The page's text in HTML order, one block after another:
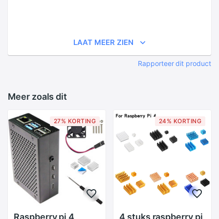
LAAT MEER ZIEN
Rapporteer dit product
Meer zoals dit
27% KORTING
Raspberry pi 4
24% KORTING
4 stuks raspberry pi